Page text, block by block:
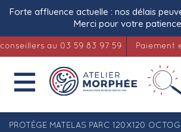
Forte affluence actuelle : nos délais
Merci pour votre
au 03 59 83 97 59 Paiement en

PROTÈGE MATELAS PARC 120X120